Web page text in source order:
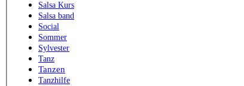
Salsa Kurs
Salsa band
Social
Sommer
Sylvester
Tanz
Tanzen
Tanzhilfe